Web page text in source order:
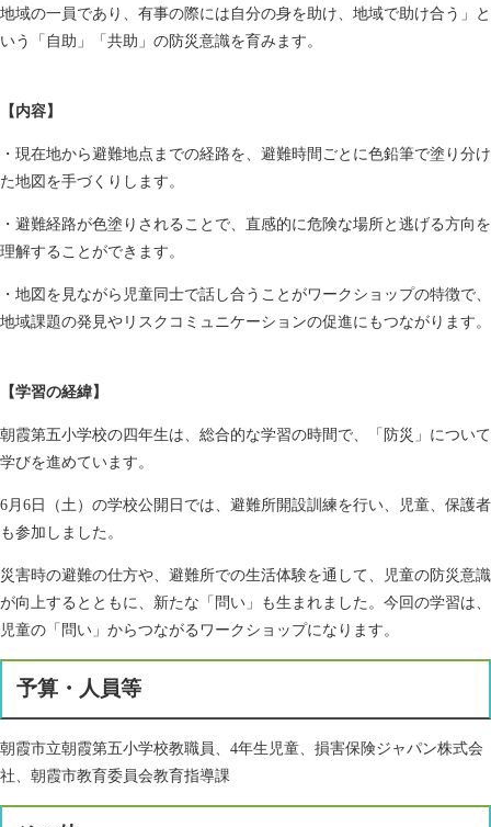
地域の一員であり、有事の際には自分の身を助け、地域で助け合う」と
いう「自助」「共助」の防災意識を育みます。
【内容】
・現在地から避難地点までの経路を、避難時間ごとに色鉛筆で塗り分け
た地図を手づくりします。
・避難経路が色塗りされることで、直感的に危険な場所と逃げる方向を
理解することができます。
・地図を見ながら児童同士で話し合うことがワークショップの特徴で、
地域課題の発見やリスクコミュニケーションの促進にもつながります。
【学習の経緯】
朝霞第五小学校の四年生は、総合的な学習の時間で、「防災」について
学びを進めています。
6月6日（土）の学校公開日では、避難所開設訓練を行い、児童、保護者
も参加しました。
災害時の避難の仕方や、避難所での生活体験を通して、児童の防災意識
が向上するとともに、新たな「問い」も生まれました。今回の学習は、
児童の「問い」からつながるワークショップになります。
予算・人員等
朝霞市立朝霞第五小学校教職員、4年生児童、損害保険ジャパン株式会
社、朝霞市教育委員会教育指導課